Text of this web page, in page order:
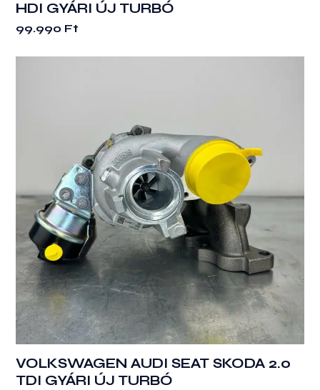
HDI GYÁRI ÚJ TURBÓ
99.990 Ft
VOLKSWAGEN AUDI SEAT SKODA 2.0
TDI GYÁRI ÚJ TURBÓ